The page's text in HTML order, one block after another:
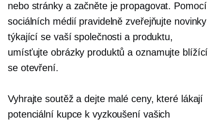
nebo stránky a začněte je propagovat. Pomocí
sociálních médií pravidelně zveřejňujte novinky
týkající se vaší společnosti a produktu,
umísťujte obrázky produktů a oznamujte blížící
se otevření.
Vyhrajte soutěž a dejte malé ceny, které lákají
potenciální kupce k vyzkoušení vašich